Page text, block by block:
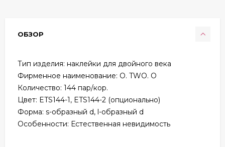
ОБЗОР
Тип изделия: наклейки для двойного века
Фирменное наименование: O. TWO. O
Количество: 144 пар/кор.
Цвет: ETS144-1, ETS144-2 (опционально)
Форма: s-образный d, l-образный d
Особенности: Естественная невидимость